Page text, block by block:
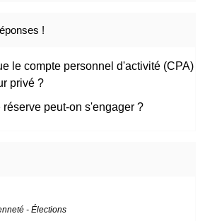
!
le compte personnel d'activité (CPA)
privé ?
réserve peut-on s'engager ?
- Élections